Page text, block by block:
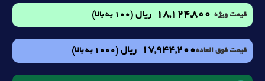
قیمت ویژه 18,124,800 ریال (100 به بالا)
قیمت فوق العاده17,944,200 ریال (1000 به بالا)